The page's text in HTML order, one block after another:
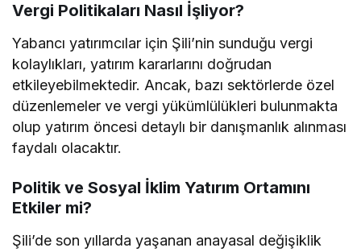
Vergi Politikaları Nasıl İşliyor?
Yabancı yatırımcılar için Şili’nin sunduğu vergi
kolaylıkları, yatırım kararlarını doğrudan
etkileyebilmektedir. Ancak, bazı sektörlerde özel
düzenlemeler ve vergi yükümlülükleri bulunmakta
olup yatırım öncesi detaylı bir danışmanlık alınması
faydalı olacaktır.
Politik ve Sosyal İklim Yatırım Ortamını
Etkiler mi?
Şili’de son yıllarda yaşanan anayasal değişiklik